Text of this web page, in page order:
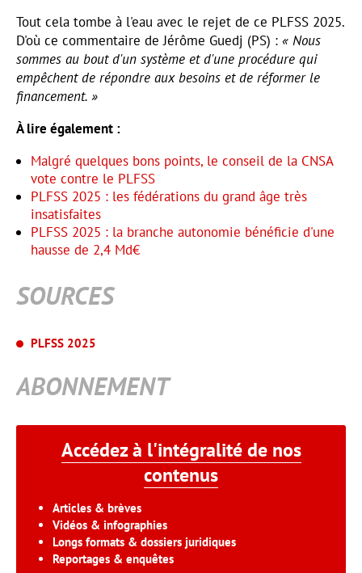
Tout cela tombe à l'eau avec le rejet de ce PLFSS 2025.
D'où ce commentaire de Jérôme Guedj (PS) : « Nous
sommes au bout d'un système et d'une procédure qui
empêchent de répondre aux besoins et de réformer le
financement. »
À lire également :
Malgré quelques bons points, le conseil de la CNSA
vote contre le PLFSS
PLFSS 2025 : les fédérations du grand âge très
insatisfaites
PLFSS 2025 : la branche autonomie bénéficie d'une
hausse de 2,4 Md€
SOURCES
PLFSS 2025
ABONNEMENT
Accédez à l'intégralité de nos
contenus
Articles & brèves
Vidéos & infographies
Longs formats & dossiers juridiques
Reportages & enquêtes